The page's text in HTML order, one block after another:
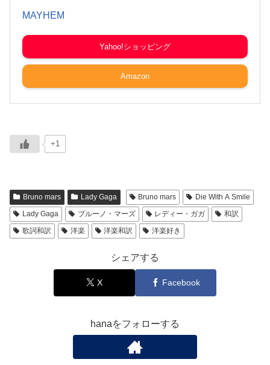
MAYHEM
Yahoo!ショッピング
Amazon
+1
Bruno mars Lady Gaga Bruno mars
Die With A Smile
Lady Gaga
ブルーノ・マーズ レディー・ガガ
和訳
歌詞和訳
洋楽 洋楽和訳 洋楽好き
シェアする
X Facebook
hanaをフォローする